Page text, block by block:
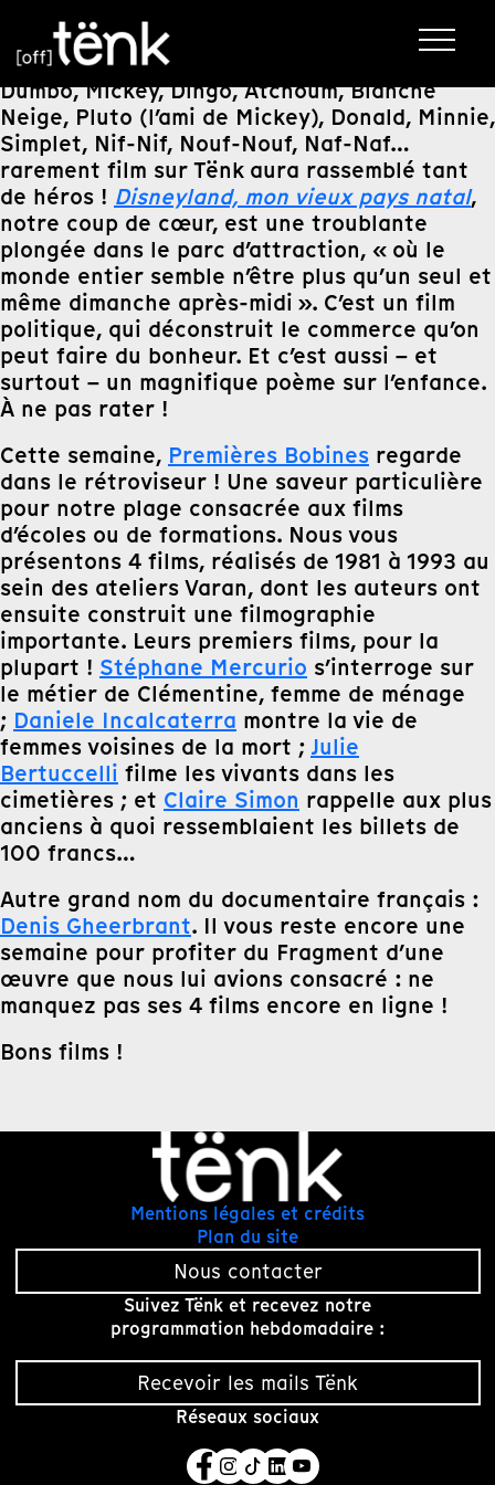
Dumbo, Mickey, Dingo, Atchoum, Blanche
Neige, Pluto (l’ami de Mickey), Donald, Minnie,
Simplet, Nif-Nif, Nouf-Nouf, Naf-Naf…
rarement film sur Tënk aura rassemblé tant
de héros ! Disneyland, mon vieux pays natal,
notre coup de cœur, est une troublante
plongée dans le parc d’attraction, « où le
monde entier semble n’être plus qu’un seul et
même dimanche après-midi ». C’est un film
politique, qui déconstruit le commerce qu’on
peut faire du bonheur. Et c’est aussi – et
surtout – un magnifique poème sur l’enfance.
À ne pas rater !
Cette semaine, Premières Bobines regarde
dans le rétroviseur ! Une saveur particulière
pour notre plage consacrée aux films
d’écoles ou de formations. Nous vous
présentons 4 films, réalisés de 1981 à 1993 au
sein des ateliers Varan, dont les auteurs ont
ensuite construit une filmographie
importante. Leurs premiers films, pour la
plupart ! Stéphane Mercurio s’interroge sur
le métier de Clémentine, femme de ménage
; Daniele Incalcaterra montre la vie de
femmes voisines de la mort ; Julie
Bertuccelli filme les vivants dans les
cimetières ; et Claire Simon rappelle aux plus
anciens à quoi ressemblaient les billets de
100 francs…
Autre grand nom du documentaire français :
Denis Gheerbrant. Il vous reste encore une
semaine pour profiter du Fragment d’une
œuvre que nous lui avions consacré : ne
manquez pas ses 4 films encore en ligne !
Bons films !
Mentions légales et crédits
Plan du site
Nous contacter
Suivez Tënk et recevez notre
programmation hebdomadaire :
Recevoir les mails Tënk
Réseaux sociaux